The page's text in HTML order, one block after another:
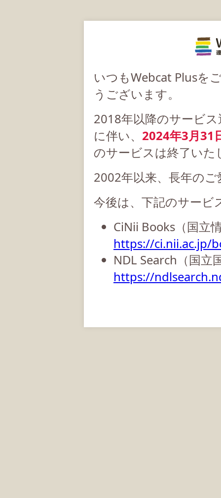
いつもWebcat Plusを
うございます。
2018年以降のサービ
に伴い、 2024年3月31
のサービスは終了いた
2002年以来、長年の
今後は、下記のサービ
CiNii Books（国立
https://ci.nii.ac.jp/
NDL Search（国立
https://